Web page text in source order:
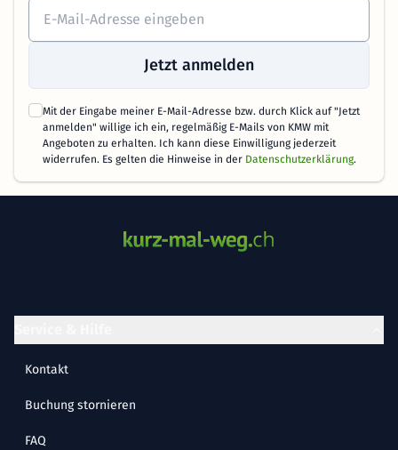
Jetzt anmelden
Mit der Eingabe meiner E-Mail-Adresse bzw. durch Klick auf "Jetzt
anmelden" willige ich ein, regelmäßig E-Mails von KMW mit
Angeboten zu erhalten. Ich kann diese Einwilligung jederzeit
widerrufen. Es gelten die Hinweise in der Datenschutzerklärung.
Kontakt
Buchung stornieren
FAQ